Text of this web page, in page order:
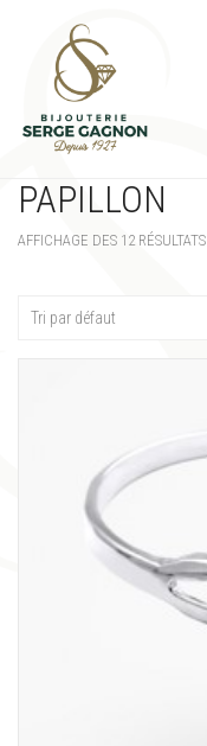
PAPILLON
AFFICHAGE DES 12 RÉSULTATS
Tri par défaut